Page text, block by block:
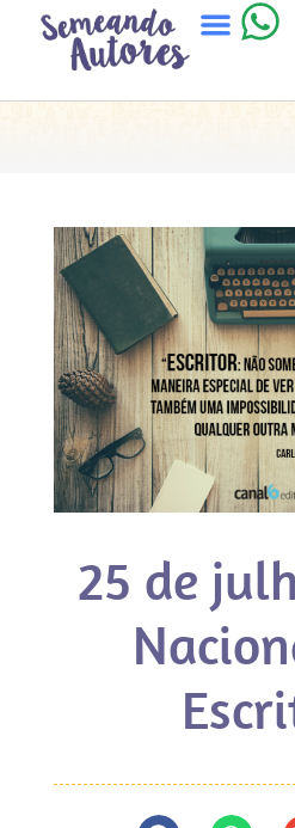
25 de